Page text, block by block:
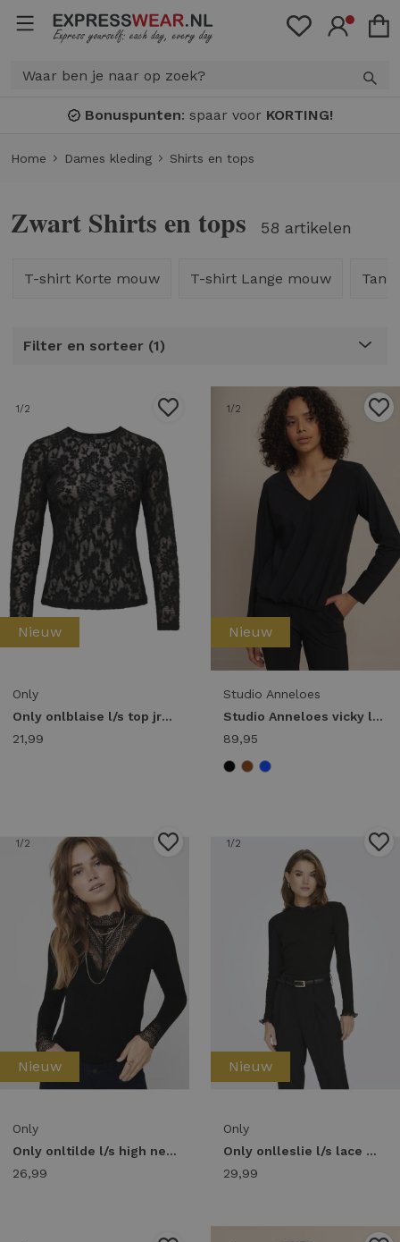
Bonuspunten: spaar voor KORTING!
Home Dames kleding Shirts en tops
Zwart Shirts en tops 58 artikelen
T-shirt Korte mouw T-shirt Lange mouw
Filter en sorteer 1
1/2
Nieuw
Only
Only onlblaise l/s top jrs 15356155 T-shirt Lange mouw black
21,99
1/2
Nieuw
Studio Anneloes
Studio Anneloes vicky ls shirt 94858 T-shirt Lange mouw 9000 black
89,95
1/2
Nieuw
Only
Only onltilde l/s high neck lace top jrs noos 15207788 T-shirt Lange mouw black black lace
26,99
1/2
Nieuw
Only
Only onlleslie l/s lace mix top jrs noos T-shirt Lange mouw black
29,99